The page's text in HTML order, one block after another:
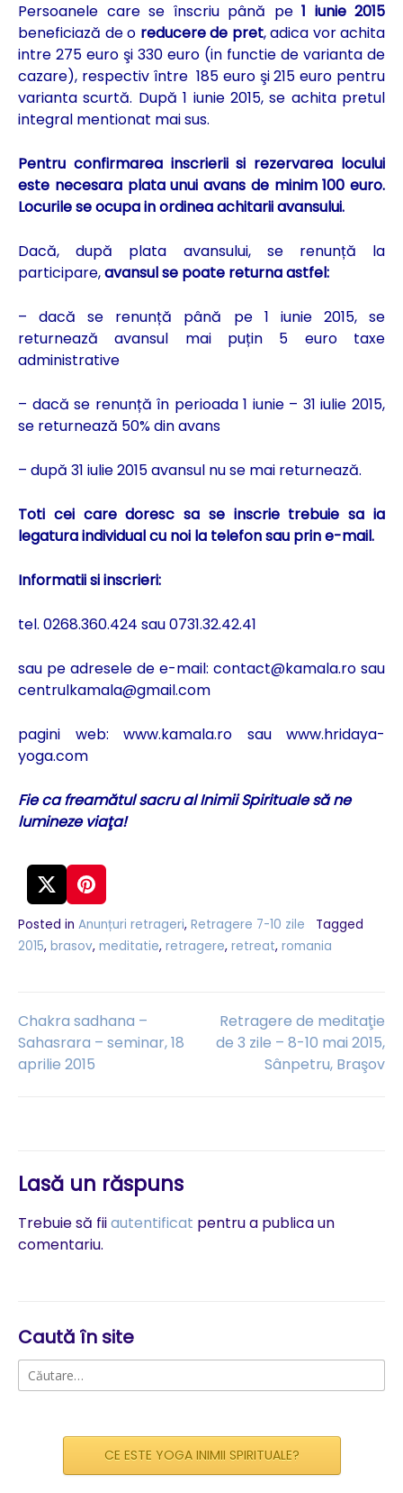
Persoanele care se înscriu până pe 1 iunie 2015
beneficiază de o reducere de pret, adica vor achita
intre 275 euro şi 330 euro (in functie de varianta de
cazare), respectiv între 185 euro şi 215 euro pentru
varianta scurtă. După 1 iunie 2015, se achita pretul
integral mentionat mai sus.
Pentru confirmarea inscrierii si rezervarea locului
este necesara plata unui avans de minim 100 euro.
Locurile se ocupa in ordinea achitarii avansului.
Dacă, după plata avansului, se renunță la
participare,avansul se poate returna astfel:
– dacă se renunță până pe 1 iunie 2015, se
returnează avansul mai puțin 5 euro taxe
administrative
– dacă se renunță în perioada 1 iunie – 31 iulie 2015,
se returnează 50% din avans
– după 31 iulie 2015 avansul nu se mai returnează.
Toti cei care doresc sa se inscrie trebuie sa ia
legatura individual cu noi la telefon sau prin e-mail.
Informatii si inscrieri:
tel. 0268.360.424 sau 0731.32.42.41
sau pe adresele de e-mail: contact@kamala.ro sau
centrulkamala@gmail.com
pagini web: www.kamala.ro sau www.hridaya-
yoga.com
Fie ca freamătul sacru al Inimii Spirituale să ne
lumineze viaţa!
Posted in Anunțuri retrageri, Retragere 7-10 zile
Tagged
2015, brasov, meditatie, retragere, retreat, romania
Navigare
în
Chakra sadhana –
Sahasrara – seminar, 18
aprilie 2015
Retragere de meditaţie
de 3 zile – 8-10 mai 2015,
Sânpetru, Braşov
Lasă un răspuns
Trebuie să fiiautentificat pentru a publica un
comentariu.
Caută în site
Caută
după:
CE ESTE YOGA INIMII SPIRITUALE?